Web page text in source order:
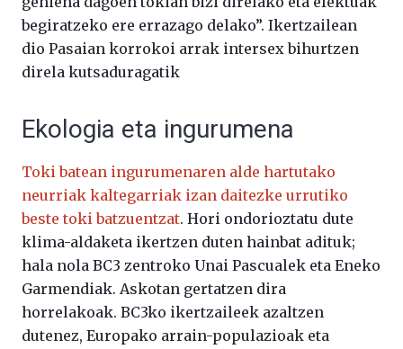
begiratzeko ere errazago delako”. Ikertzailean
dio Pasaian korrokoi arrak intersex bihurtzen
direla kutsaduragatik
Ekologia eta ingurumena
Toki batean ingurumenaren alde hartutako
neurriak kaltegarriak izan daitezke urrutiko
beste toki batzuentzat. Hori ondorioztatu dute
klima-aldaketa ikertzen duten hainbat adituk;
hala nola BC3 zentroko Unai Pascualek eta Eneko
Garmendiak. Askotan gertatzen dira
horrelakoak. BC3ko ikertzaileek azaltzen
dutenez, Europako arrain-populazioak eta